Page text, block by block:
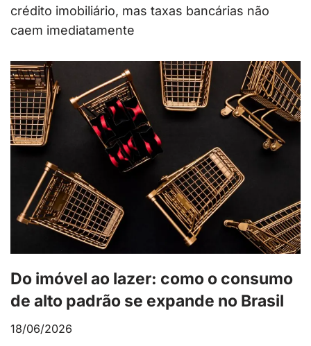
crédito imobiliário, mas taxas bancárias não
caem imediatamente
Do imóvel ao lazer: como o consumo
de alto padrão se expande no Brasil
18/06/2026